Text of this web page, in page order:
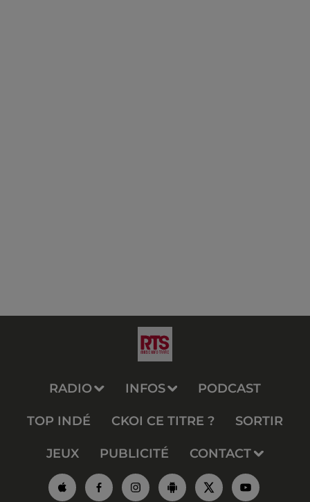
RADIO INFOS PODCAST
TOP INDÉ CKOI CE TITRE ? SORTIR
JEUX PUBLICITÉ CONTACT